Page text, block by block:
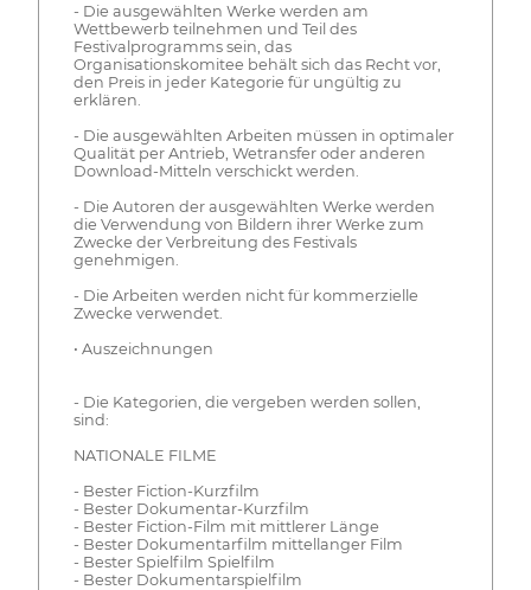
- Die ausgewählten Werke werden am
Wettbewerb teilnehmen und Teil des
Festivalprogramms sein, das
Organisationskomitee behält sich das Recht vor,
den Preis in jeder Kategorie für ungültig zu
erklären.
- Die ausgewählten Arbeiten müssen in optimaler
Qualität per Antrieb, Wetransfer oder anderen
Download-Mitteln verschickt werden.
- Die Autoren der ausgewählten Werke werden
die Verwendung von Bildern ihrer Werke zum
Zwecke der Verbreitung des Festivals
genehmigen.
- Die Arbeiten werden nicht für kommerzielle
Zwecke verwendet.
• Auszeichnungen
- Die Kategorien, die vergeben werden sollen,
sind:
NATIONALE FILME
- Bester Fiction-Kurzfilm
- Bester Dokumentar-Kurzfilm
- Bester Fiction-Film mit mittlerer Länge
- Bester Dokumentarfilm mittellanger Film
- Bester Spielfilm Spielfilm
- Bester Dokumentarspielfilm